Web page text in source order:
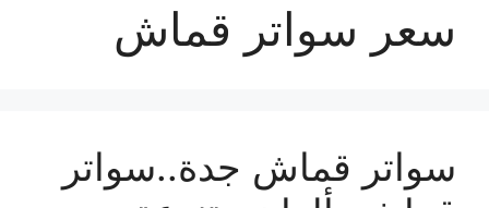
سعر سواتر قماش
سواتر قماش جدة..سواتر